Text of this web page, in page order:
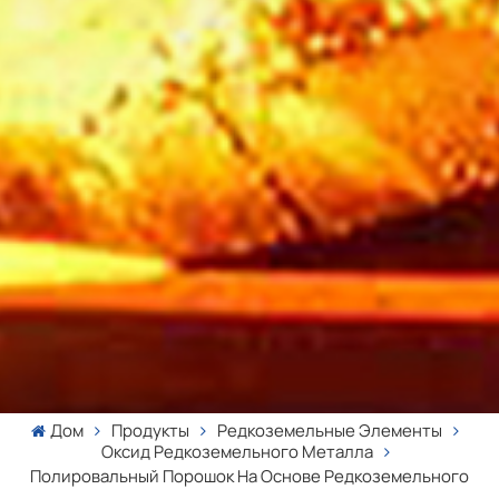
Дом Продукты
Редкоземельные Элементы
Оксид Редкоземельного Металла
Полировальный Порошок На Основе Редкоземельного